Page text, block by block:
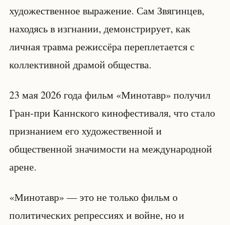
художественное выражение. Сам Звягинцев,
находясь в изгнании, демонстрирует, как
личная травма режиссёра переплетается с
коллективной драмой общества.
23 мая 2026 года фильм «Минотавр» получил
Гран-при Каннского кинофестиваля, что стало
признанием его художественной и
общественной значимости на международной
арене.
«Минотавр» — это не только фильм о
политических репрессиях и войне, но и